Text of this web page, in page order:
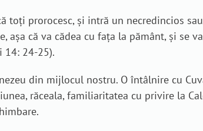
toți prorocesc, și intră un necredincios
că va cădea cu fața la pământ, și se
14: 24-25).
din mijlocul nostru. O întâlnire cu
răceala, familiaritatea cu privire la